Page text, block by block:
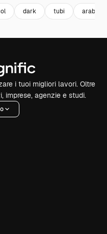
dark tubi arabo
i tuoi migliori lavori. Oltre
imprese, agenzie e studi.